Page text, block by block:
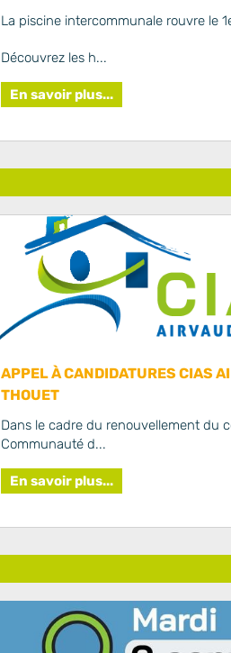
La piscine intercommunale rouvre le
Découvrez les h...
En savoir plus...
APPEL À CANDIDATURES CIAS
THOUET
Dans le cadre du renouvellement du
Communauté d...
En savoir plus...